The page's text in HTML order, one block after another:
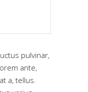
pulvinar,
ante,
a, tellus.